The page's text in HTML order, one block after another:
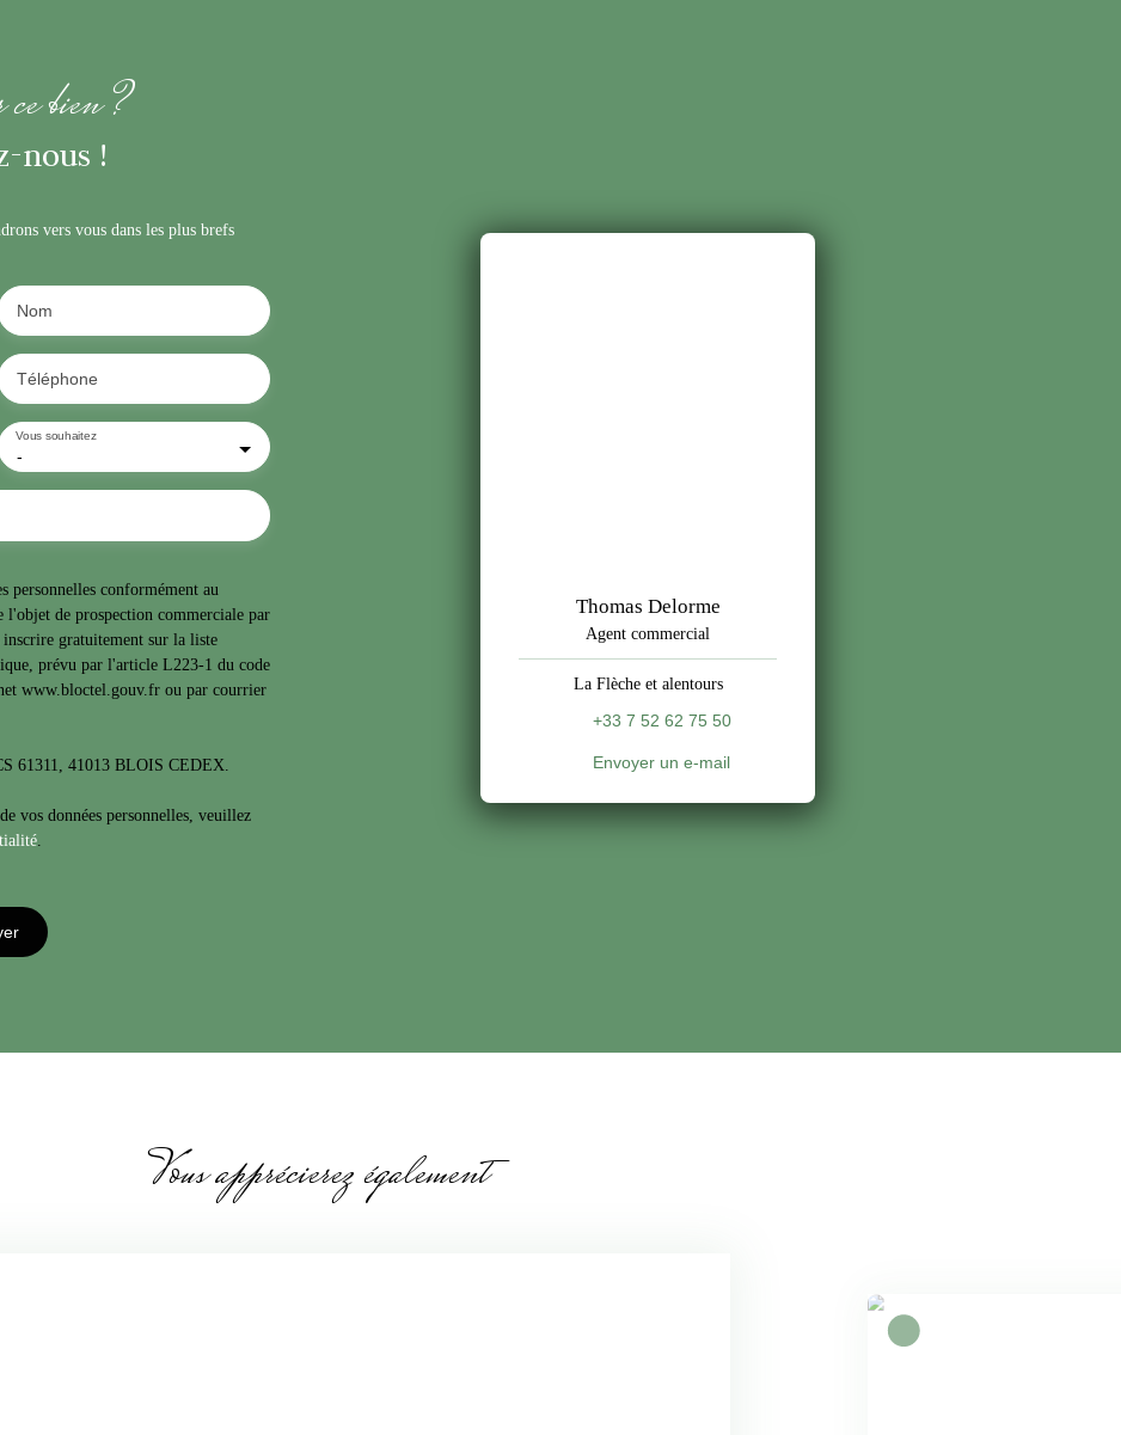
ce bien ?
nous !
vers vous dans les plus brefs
Nom
Téléphone
-
Vous souhaitez
personnelles conformément au
l'objet de prospection commerciale par
gratuitement sur la liste
prévu par l'article L223-1 du code
www.bloctel.gouv.fr ou par courrier
61311, 41013 BLOIS CEDEX.
vos données personnelles, veuillez
Thomas Delorme
Agent commercial
La Flèche et alentours
+33 7 52 62 75 50
Envoyer un e-mail
Vous apprécierez également